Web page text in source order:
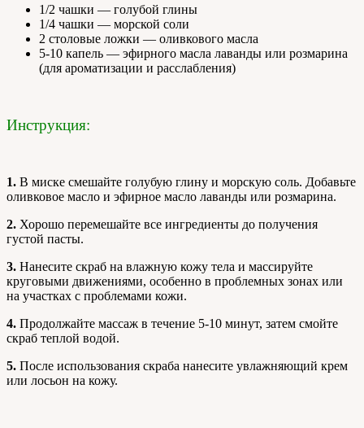
1/2 чашки — голубой глины
1/4 чашки — морской соли
2 столовые ложки — оливкового масла
5-10 капель — эфирного масла лаванды или розмарина
(для ароматизации и расслабления)
Инструкция:
1. В миске смешайте голубую глину и морскую соль. Добавьте
оливковое масло и эфирное масло лаванды или розмарина.
2. Хорошо перемешайте все ингредиенты до получения
густой пасты.
3. Нанесите скраб на влажную кожу тела и массируйте
круговыми движениями, особенно в проблемных зонах или
на участках с проблемами кожи.
4. Продолжайте массаж в течение 5-10 минут, затем смойте
скраб теплой водой.
5. После использования скраба нанесите увлажняющий крем
или лосьон на кожу.